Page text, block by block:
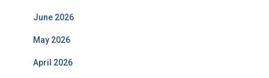
June 2026
May 2026
April 2026